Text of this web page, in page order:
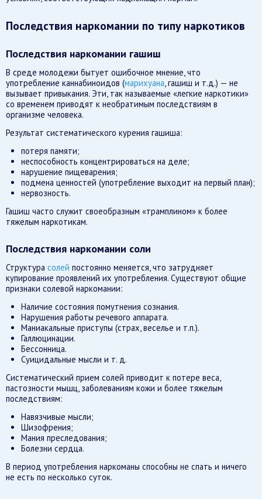
Последствия наркомании по типу наркотиков
Последствия наркомании гашиш
В среде молодежи бытует ошибочное мнение, что
употребление каннабиноидов (марихуана, гашиш и т.д.) — не
вызывает привыкания. Эти, так называемые «легкие наркотики»
со временем приводят к необратимым последствиям в
организме человека.
Результат систематического курения гашиша:
потеря памяти;
неспособность концентрироваться на деле;
нарушение пищеварения;
подмена ценностей (употребление выходит на первый план);
нервозность.
Гашиш часто служит своеобразным «трамплином» к более
тяжелым наркотикам.
Последствия наркомании соли
Структура солей постоянно меняется, что затрудняет
купирование проявлений их употребления. Существуют общие
признаки солевой наркомании:
Наличие состояния помутнения сознания.
Нарушения работы речевого аппарата.
Маниакальные приступы (страх, веселье и т.п.).
Галлюцинации.
Бессонница.
Суицидальные мысли и т. д.
Систематический прием солей приводит к потере веса,
пастозности мышц, заболеваниям кожи и более тяжелым
последствиям:
Навязчивые мысли;
Шизофрения;
Мания преследования;
Болезни сердца.
В период употребления наркоманы способны не спать и ничего
не есть по несколько суток.